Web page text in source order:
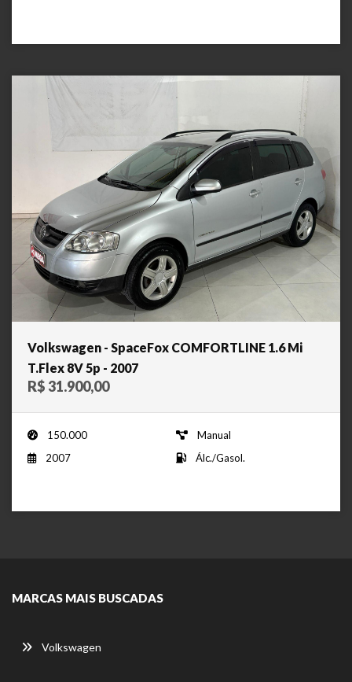
Volkswagen - SpaceFox COMFORTLINE 1.6 Mi
T.Flex 8V 5p - 2007
R$ 31.900,00
150.000
Manual
2007
Álc./Gasol.
MARCAS MAIS BUSCADAS
Volkswagen